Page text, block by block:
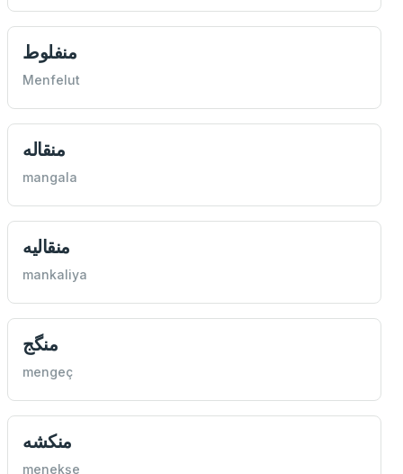
منفلوط
Menfelut
منقاله
mangala
منقاليه
mankaliya
منگج
mengeç
منكشه
menekşe